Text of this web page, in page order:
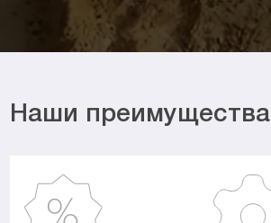
Наши преимущества